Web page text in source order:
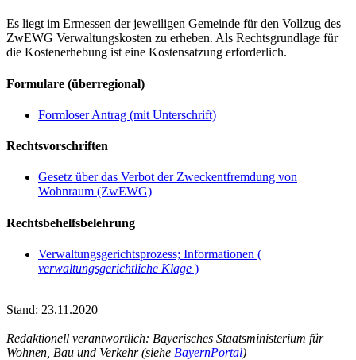
Es liegt im Ermessen der jeweiligen Gemeinde für den Vollzug des
ZwEWG Verwaltungskosten zu erheben. Als Rechtsgrundlage für
die Kostenerhebung ist eine Kostensatzung erforderlich.
Formulare (überregional)
Formloser Antrag (mit Unterschrift)
Rechtsvorschriften
Gesetz über das Verbot der Zweckentfremdung von
Wohnraum (ZwEWG)
Rechtsbehelfsbelehrung
Verwaltungsgerichtsprozess; Informationen (
verwaltungsgerichtliche Klage )
Stand: 23.11.2020
Redaktionell verantwortlich: Bayerisches Staatsministerium für
Wohnen, Bau und Verkehr (siehe BayernPortal)